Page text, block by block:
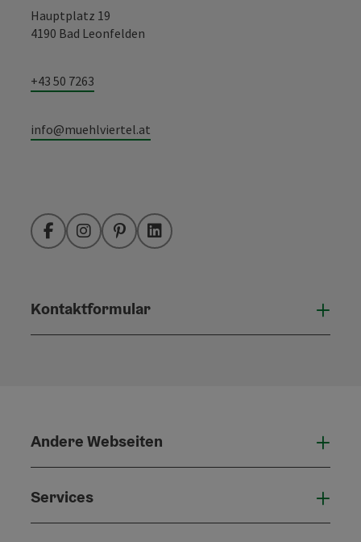
Hauptplatz 19
4190 Bad Leonfelden
+43 50 7263
info@muehlviertel.at
FacebookInstagramPinterestLinkedIn
Kontaktformular
Andere Webseiten
Services